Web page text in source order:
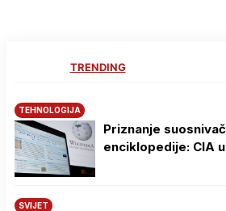
TRENDING
TEHNOLOGIJA
Priznanje
enciklopedije: CIA
SVIJET